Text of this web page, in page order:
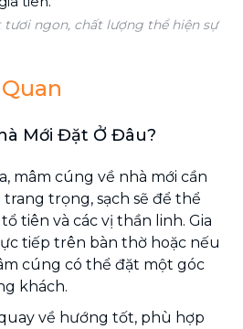
tươi ngon, chất lượng thể hiện sự
Mới Đặt Ở Đâu?
mâm cúng về nhà mới cần
trọng, sạch sẽ để thể
tiên và các vị thần linh. Gia
tiếp trên bàn thờ hoặc nếu
cúng có thể đặt một góc
khách.
về hướng tốt, phù hợp